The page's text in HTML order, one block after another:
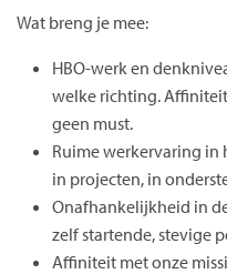
Wat breng je mee:
HBO-werk en
welke richting.
geen must.
Ruime werkervaring in
in projecten, in
Onafhankelijkheid in
zelf startende, stevige
Affiniteit met onze